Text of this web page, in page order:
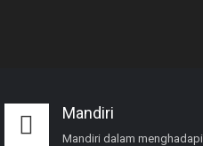
Mandiri
Mandiri dalam menghadapi